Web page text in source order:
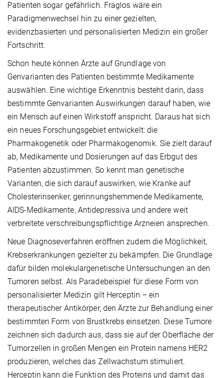
Patienten sogar gefährlich. Fraglos wäre ein
Paradigmenwechsel hin zu einer gezielten,
evidenzbasierten und personalisierten Medizin ein großer
Fortschritt.
Schon heute können Ärzte auf Grundlage von
Genvarianten des Patienten bestimmte Medikamente
auswählen. Eine wichtige Erkenntnis besteht darin, dass
bestimmte Genvarianten Auswirkungen darauf haben, wie
ein Mensch auf einen Wirkstoff anspricht. Daraus hat sich
ein neues Forschungsgebiet entwickelt: die
Pharmakogenetik oder Pharmakogenomik. Sie zielt darauf
ab, Medikamente und Dosierungen auf das Erbgut des
Patienten abzustimmen. So kennt man genetische
Varianten, die sich darauf auswirken, wie Kranke auf
Cholesterinsenker, gerinnungshemmende Medikamente,
AIDS-Medikamente, Antidepressiva und andere weit
verbreitete verschreibungspflichtige Arzneien ansprechen.
Neue Diagnoseverfahren eröffnen zudem die Möglichkeit,
Krebserkrankungen gezielter zu bekämpfen. Die Grundlage
dafür bilden molekulargenetische Untersuchungen an den
Tumoren selbst. Als Paradebeispiel für diese Form von
personalisierter Medizin gilt Herceptin – ein
therapeutischer Antikörper, den Ärzte zur Behandlung einer
bestimmten Form von Brustkrebs einsetzen. Diese Tumore
zeichnen sich dadurch aus, dass sie auf der Oberfläche der
Tumorzellen in großen Mengen ein Protein namens HER2
produzieren, welches das Zellwachstum stimuliert.
Herceptin kann die Funktion des Proteins und damit das